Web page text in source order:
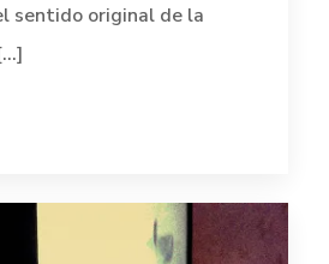
sentido original de la